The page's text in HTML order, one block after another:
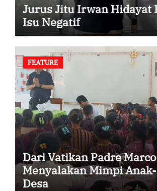
Jurus Jitu Irwan Hidayat
Isu Negatif
FEATURE
Dari Vatikan Padre
Menyalakan Mimpi
Desa